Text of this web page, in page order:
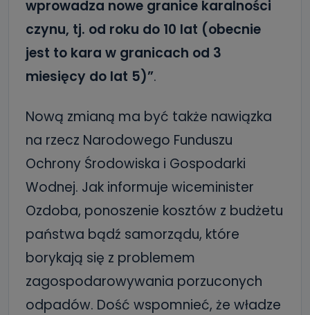
wprowadza nowe granice karalności
czynu, tj. od roku do 10 lat (obecnie
jest to kara w granicach od 3
miesięcy do lat 5)”.
Nową zmianą ma być także nawiązka
na rzecz Narodowego Funduszu
Ochrony Środowiska i Gospodarki
Wodnej. Jak informuje wiceminister
Ozdoba, ponoszenie kosztów z budżetu
państwa bądź samorządu, które
borykają się z problemem
zagospodarowywania porzuconych
odpadów. Dość wspomnieć, że władze